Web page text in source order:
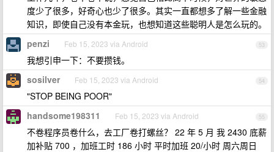
度少了很多，好奇心也少了很多。其实一直都想多了解一些金融
知识，即使自己没有本金玩，也想知道这些聪明人是怎么玩的。
53
penzi Feb 15, 2023 via Android
我想引申一下：不要攒钱。
54
sosilver Feb 15, 2023 via Android
"STOP BEING POOR"
55
handsome198311 Feb 15, 2023 via Android
不卷程序员卷什么，去工厂卷打螺丝？ 22 年 5 月 我 2430 底薪
加补贴 700 ，加班工时 186 小时 平时加班 20/小时 周六周日